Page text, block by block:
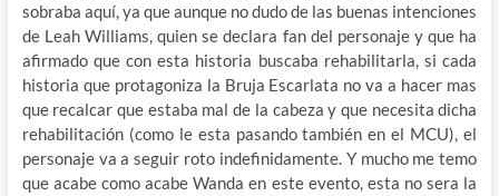
sobraba aquí, ya que aunque no dudo de las buenas intenciones
de Leah Williams, quien se declara fan del personaje y que ha
afirmado que con esta historia buscaba rehabilitarla, si cada
historia que protagoniza la Bruja Escarlata no va a hacer mas
que recalcar que estaba mal de la cabeza y que necesita dicha
rehabilitación (como le esta pasando también en el MCU), el
personaje va a seguir roto indefinidamente. Y mucho me temo
que acabe como acabe Wanda en este evento, esta no sera la